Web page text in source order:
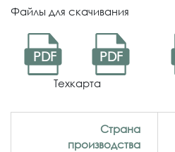
Файлы для скачивания
PDF PDF
Техкарта
Страна
производства